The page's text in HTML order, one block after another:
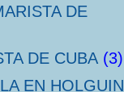
DE
DE CUBA (3)
EN HOLGUIN